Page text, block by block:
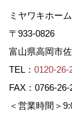
ミヤワキホー
〒933-0826
富山県高岡市
TEL： 0120-26-
FAX：0766-26-
＜営業時間＞